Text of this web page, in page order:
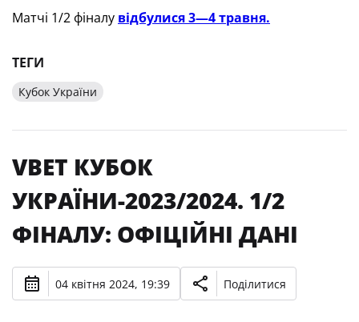
Матчі 1/2 фіналу відбулися 3—4 травня.
ТЕГИ
Кубок України
VBET КУБОК
УКРАЇНИ-2023/2024. 1/2
ФІНАЛУ: ОФІЦІЙНІ ДАНІ
04 квітня 2024, 19:39 Поділитися